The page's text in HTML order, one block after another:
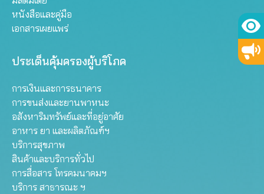
หนังสือและคู่มือ
เอกสารเผยแพร่
ประเด็นคุ้มครองผู้บริโภค
การเงินและการธนาคาร
การขนส่งและยานพาหนะ
อสังหาริมทรัพย์และที่อยู่อาศัย
อาหาร ยา และผลิตภัณฑ์ฯ
บริการสุขภาพ
สินค้าและบริการทั่วไป
การสื่อสาร โทรคมนาคมฯ
บริการ สาธารณะ ฯ